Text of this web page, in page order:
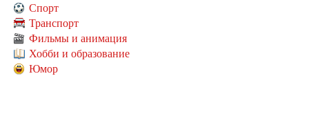
Спорт
Транспорт
Фильмы и анимация
Хобби и образование
Юмор